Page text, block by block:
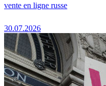
vente en ligne russe
30.07.2026